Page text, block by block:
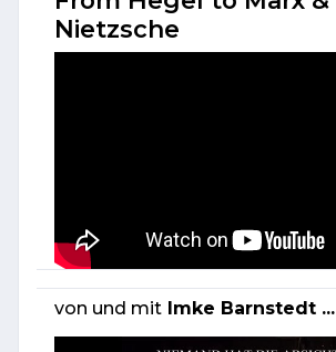
Nietzsche
von und mit Imke Barnstedt ...